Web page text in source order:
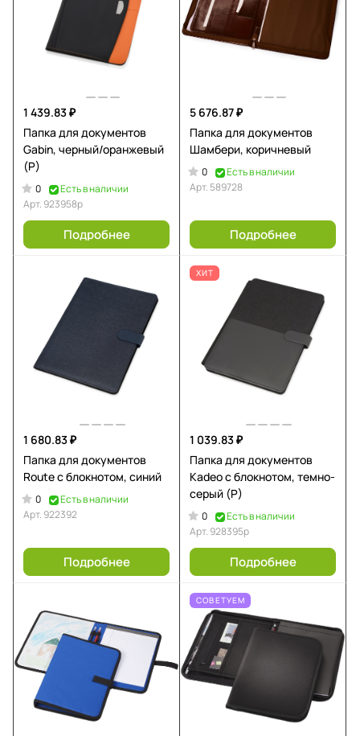
1 439.83 ₽
Папка для документов
Gabin, черный/оранжевый
(Р)
0
Есть в наличии
Арт. 923958р
Подробнее
5 676.87 ₽
Папка для документов
Шамбери, коричневый
0
Есть в наличии
Арт. 589728
Подробнее
1 680.83 ₽
Папка для документов
Route с блокнотом, синий
0
Есть в наличии
Арт. 922392
Подробнее
ХИТ
1 039.83 ₽
Папка для документов
Kadeo с блокнотом, темно-
серый (Р)
0
Есть в наличии
Арт. 928395p
Подробнее
СОВЕТУЕМ